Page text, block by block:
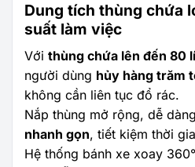
Dung tích thùng chứa
suất làm việc
Với thùng chứa lên đến 80
người dùng hủy hàng trăm
không cần liên tục đổ rác.
Nắp thùng mở rộng, dễ
nhanh gọn, tiết kiệm thời
Hệ thống bánh xe xoay